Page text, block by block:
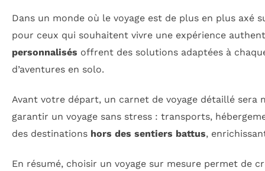
Dans un monde où le voyage est de plus en plus axé
pour ceux qui souhaitent vivre une expérience
personnalisés offrent des solutions adaptées à
d’aventures en solo.
Avant votre départ, un carnet de voyage détaillé
garantir un voyage sans stress : transports,
des destinations hors des sentiers battus,
En résumé, choisir un voyage sur mesure permet de